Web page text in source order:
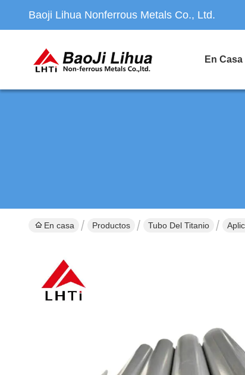
Baoji Lihua Nonferrous Metals Co., Ltd.
En Casa
En casa Productos Tubo Del Titanio